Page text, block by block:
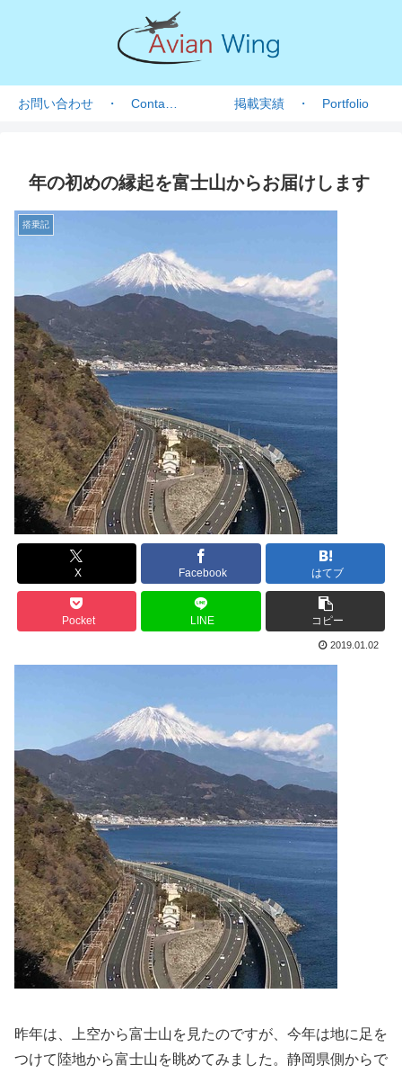
掲載実績 ・ Portfolio
年の初めの縁起を富士山からお届けします
搭乗記
X Facebook はてブ
Pocket LINE コピー
2019.01.02
昨年は、上空から富士山を見たのですが、今年は地に足を
つけて陸地から富士山を眺めてみました。静岡県側からで